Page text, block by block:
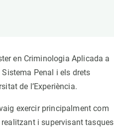
en Criminologia Aplicada a
Sistema Penal i els drets
de l’Experiència.
exercir principalment com
i supervisant tasques
de carrera